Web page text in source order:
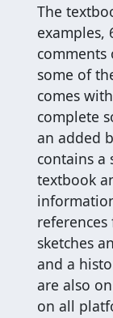
The
examples,
comments
some of
comes
complete
an added
contains a
textbook
sketches
and a
are also
on all